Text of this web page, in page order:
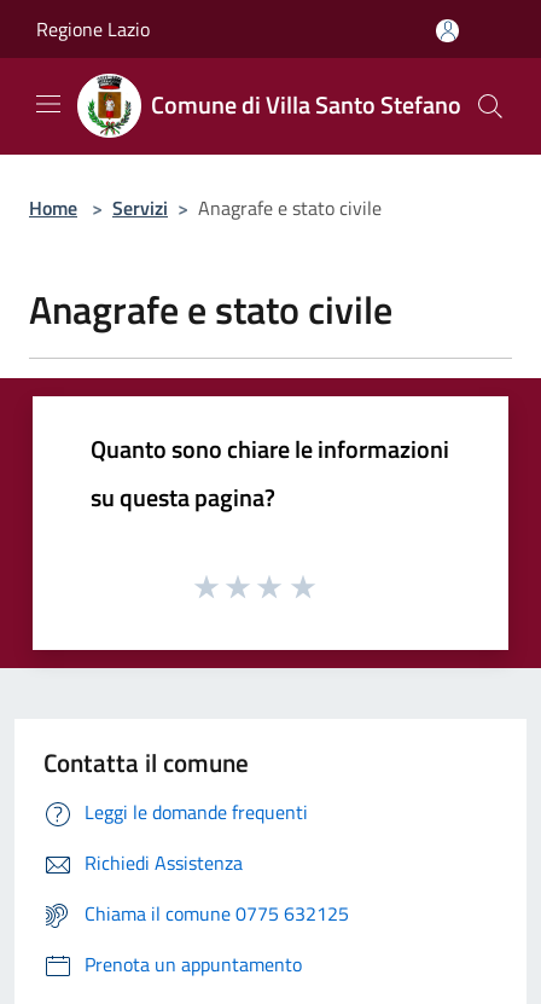
Regione Lazio
Comune di Villa Santo Stefano
Home > Servizi > Anagrafe e stato civile
Anagrafe e stato civile
Quanto sono chiare le informazioni
su questa pagina?
Contatta il comune
Leggi le domande frequenti
Richiedi Assistenza
Chiama il comune 0775 632125
Prenota un appuntamento